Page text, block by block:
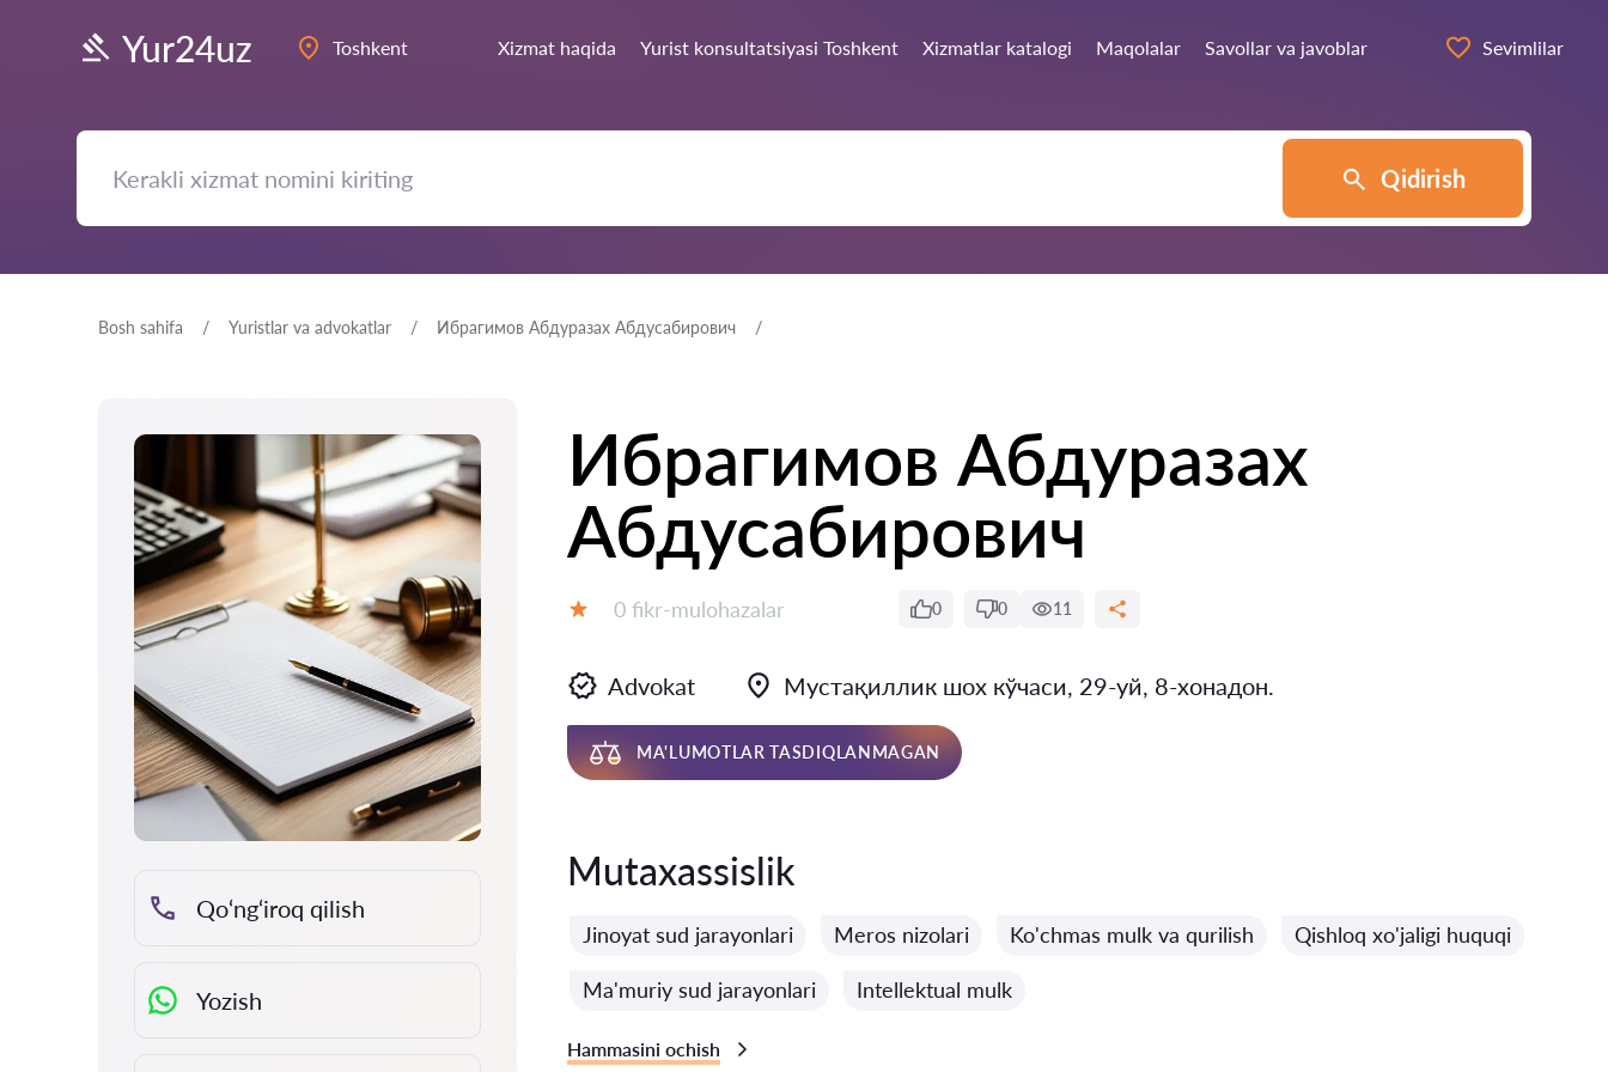
Yur24uz Toshkent Xizmat haqida Yurist konsultatsiyasi Toshkent Xizmatlar katalogi Maqolalar Savollar va javoblar Sevimlilar
Qidirish
Bosh sahifa Yuristlar va advokatlar Ибрагимов Абдуразах Абдусабирович
Qo‘ng‘iroq qilish
Yozish
Ибрагимов Абдуразах
Абдусабирович
Fikrlar:
0 fikr-mulohazalar 0 0 11
Advokat Мустақиллик шох кўчаси, 29-уй, 8-хонадон.
MA'LUMOTLAR TASDIQLANMAGAN
Mutaxassislik
Jinoyat sud jarayonlari Meros nizolari Ko'chmas mulk va qurilish Qishloq xo'jaligi huquqi
Ma'muriy sud jarayonlari Intellektual mulk
Hammasini ochish